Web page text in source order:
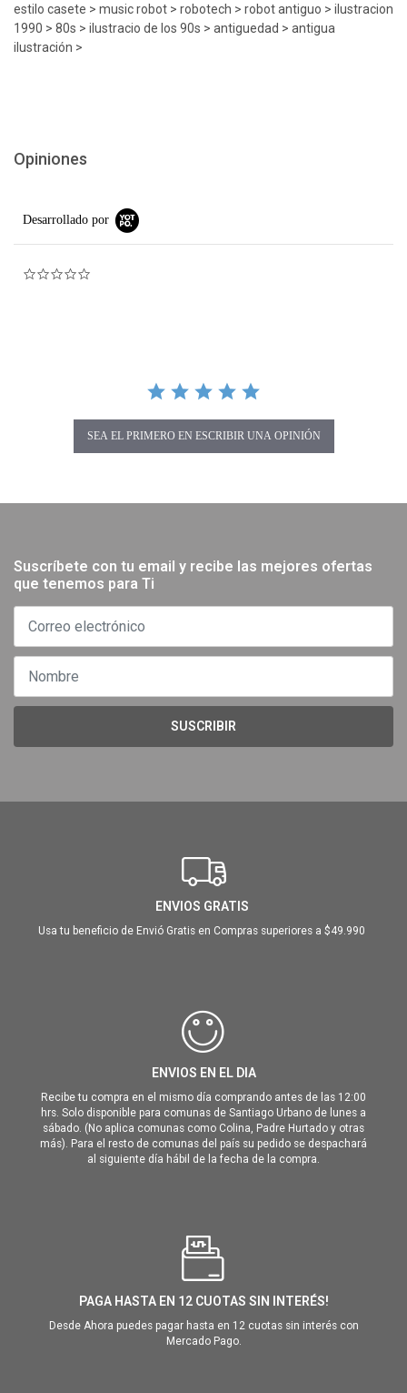
estilo casete > music robot > robotech > robot antiguo > ilustracion
1990 > 80s > ilustracio de los 90s > antiguedad > antigua
ilustración >
Opiniones
Desarrollado por
SEA EL PRIMERO EN ESCRIBIR UNA OPINIÓN
Suscríbete con tu email y recibe las mejores ofertas
que tenemos para Ti
SUSCRIBIR
ENVIOS GRATIS
Usa tu beneficio de Envió Gratis en Compras superiores a $49.990
ENVIOS EN EL DIA
Recibe tu compra en el mismo día comprando antes de las 12:00
hrs. Solo disponible para comunas de Santiago Urbano de lunes a
sábado. (No aplica comunas como Colina, Padre Hurtado y otras
más). Para el resto de comunas del país su pedido se despachará
al siguiente día hábil de la fecha de la compra.
PAGA HASTA EN 12 CUOTAS SIN INTERÉS!
Desde Ahora puedes pagar hasta en 12 cuotas sin interés con
Mercado Pago.